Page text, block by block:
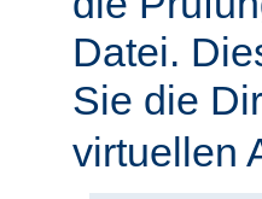
Datei.
Sie die
virtuellen